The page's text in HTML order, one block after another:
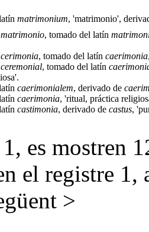
matrimonium, 'matrimonio',
matrimonio, tomado del latín
cerimonia, tomado del latín caerimonia
ceremonial, tomado del latín
caerimonialem, derivado de
caerimonia, 'ritual, práctica
castimonia, derivado de castus,
es mostren
el registre 1,
>